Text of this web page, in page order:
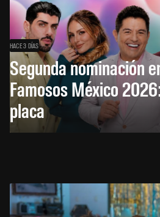
HACE 3 DÍAS
Segunda nominación
Famosos México
placa